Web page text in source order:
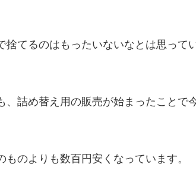
捨てるのはもったいないなとは思って
、詰め替え用の販売が始まったことで
のよりも数百円安くなっています。